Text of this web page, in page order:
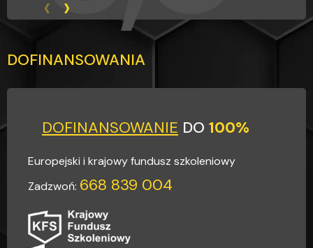
DOFINANSOWANIA
DOFINANSOWANIE DO 100%
Europejski i krajowy fundusz szkoleniowy
Zadzwoń: 668 839 004